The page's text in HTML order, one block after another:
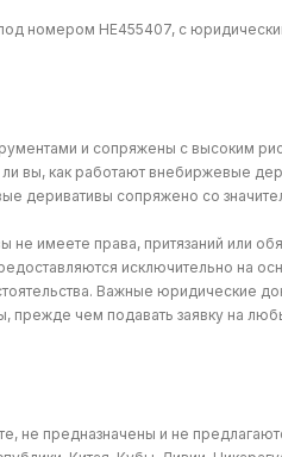
номером HE455407, с
и сопряжены с высоким
вы, как работают внебиржевые
деривативы сопряжено со
имеете права, притязаний или
исключительно на
Важные юридические
прежде чем подавать заявку на
не предназначены и не